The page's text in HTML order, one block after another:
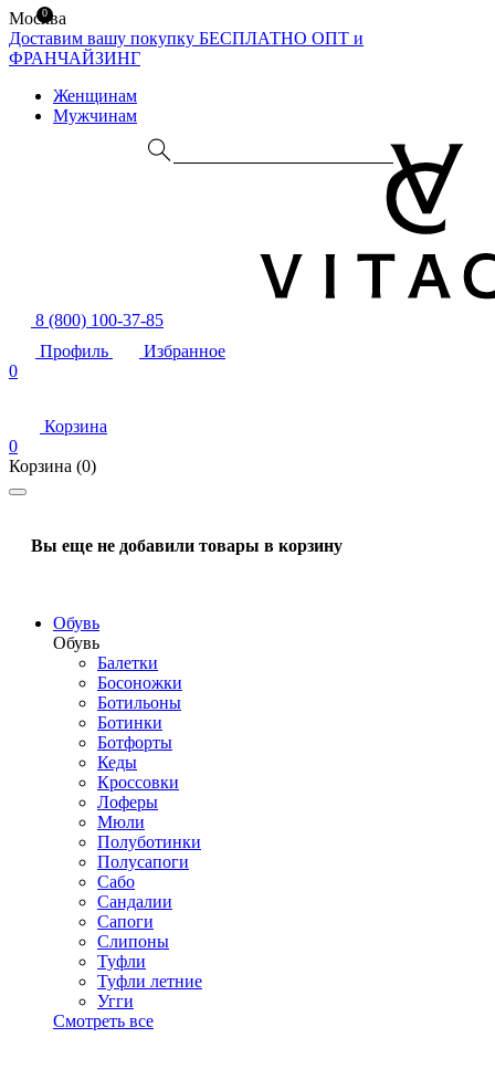
Москва
Доставим вашу покупку БЕСПЛАТНО ОПТ и
ФРАНЧАЙЗИНГ
Женщинам
Мужчинам
8 (800) 100-37-85
Профиль
Избранное
0
Корзина
0
Корзина (0)
Вы еще не добавили товары в корзину
Обувь
Обувь
Балетки
Босоножки
Ботильоны
Ботинки
Ботфорты
Кеды
Кроссовки
Лоферы
Мюли
Полуботинки
Полусапоги
Сабо
Сандалии
Сапоги
Слипоны
Туфли
Туфли летние
Угги
Смотреть все
0